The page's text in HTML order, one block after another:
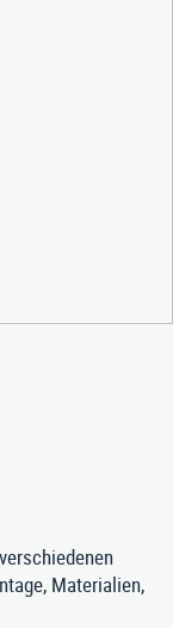
Materialien,